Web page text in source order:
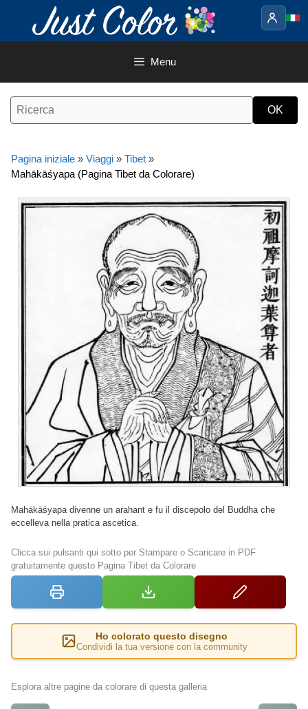
contenuto
Menu
Pagina iniziale » Viaggi » Tibet »
Mahākāśyapa (Pagina Tibet da Colorare)
Mahākāśyapa divenne un arahant e fu il discepolo del Buddha che
eccelleva nella pratica ascetica.
Clicca sui pulsanti qui sotto per Stampare o Scaricare in PDF
gratuitamente questo Pagina Tibet da Colorare
Ho colorato questo disegno
Condividi la tua versione con la community
Esplora altre pagine da colorare di questa galleria